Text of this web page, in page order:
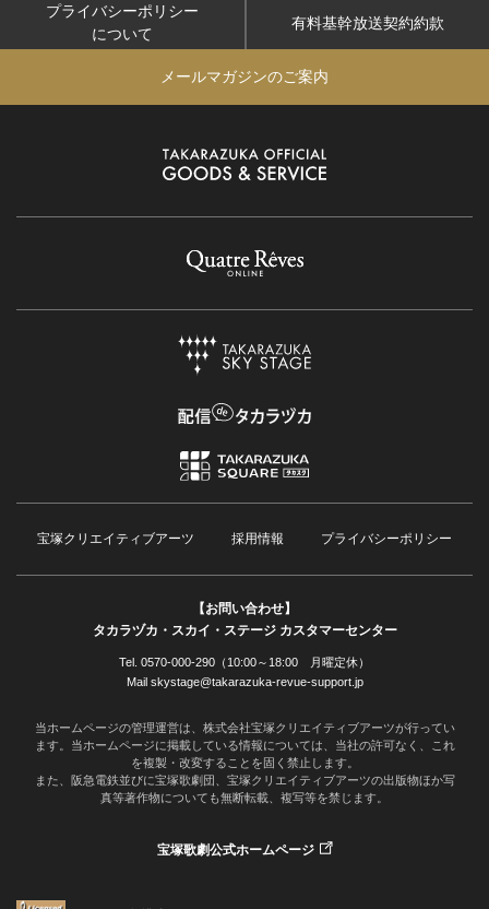
プライバシーポリシー
について
有料基幹放送契約約款
メールマガジンのご案内
宝塚クリエイティブアーツ 採用情報 プライバシーポリシー
【お問い合わせ】
タカラヅカ・スカイ・ステージ カスタマーセンター
Tel. 0570-000-290（10:00～18:00 月曜定休）
Mail skystage@takarazuka-revue-support.jp
当ホームページの管理運営は、株式会社宝塚クリエイティブアーツが行ってい
ます。当ホームページに掲載している情報については、当社の許可なく、これ
を複製・改変することを固く禁止します。
また、阪急電鉄並びに宝塚歌劇団、宝塚クリエイティブアーツの出版物ほか写
真等著作物についても無断転載、複写等を禁じます。
宝塚歌劇公式ホームページ